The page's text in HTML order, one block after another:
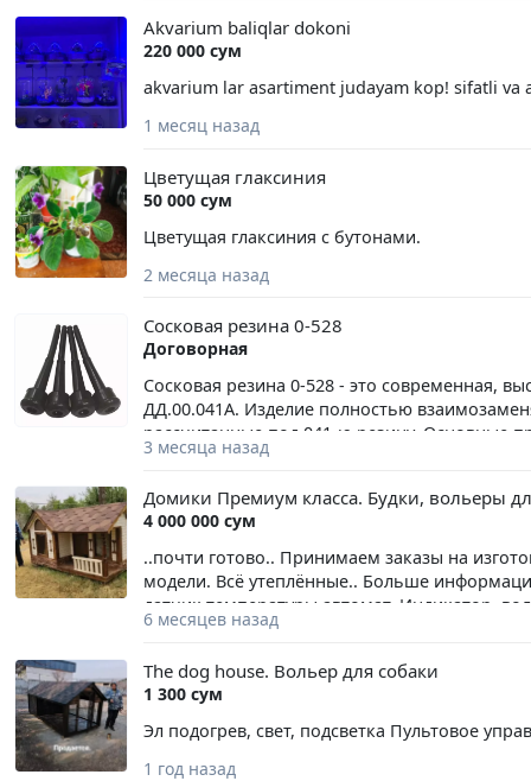
Akvarium baliqlar dokoni
220 000 сум
akvarium lar asartiment judayam kop! sifatli
1 месяц назад
Цветущая глаксиния
50 000 сум
Цветущая глаксиния с бутонами.
2 месяца назад
Сосковая резина 0-528
Договорная
Сосковая резина 0-528 - это современная,
ДД.00.041А. Изделие полностью
рассчитанные под 041-ю резину. Основные
обеспечивают повышенную
нижней части позволяют подтягивать
Округлая форма головной части с
воздуха в рабочую камеру и гарантирует
мягкий и щадящий режим доения,
камня даже при длительной эксплуатации.
обсеменённости внутренней поверхности
пищевой допуск, подтверждённый
ко всем видам моющих средств,
3 месяца назад
Домики Премиум класса. Будки, вольеры
4 000 000 сум
..почти готово.. Принимаем заказы на
модели. Всё утеплённые.. Больше
датчик температуры автомат. Индикатор,
Пультовое управление электропитанием.
6 месяцев назад
The dog house. Вольер для собаки
1 300 сум
Эл подогрев, свет, подсветка Пультовое
1 год назад